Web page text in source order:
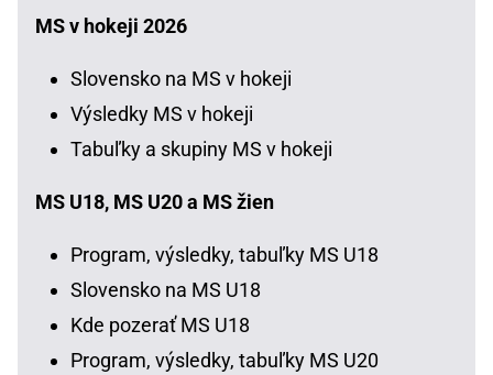
MS v hokeji 2026
Slovensko na MS v hokeji
Výsledky MS v hokeji
Tabuľky a skupiny MS v hokeji
MS U18, MS U20 a MS žien
Program, výsledky, tabuľky MS U18
Slovensko na MS U18
Kde pozerať MS U18
Program, výsledky, tabuľky MS U20